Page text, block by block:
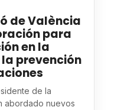
de València
para
en la
prevención
de la
abordado nuevos